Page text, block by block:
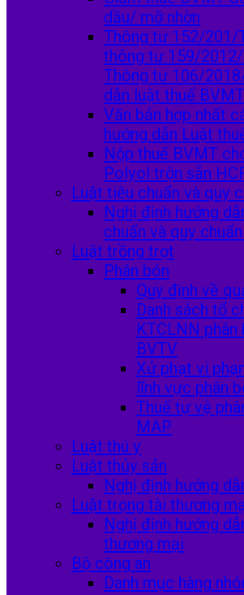
dầu/ mỡ nhờn
Thông tư 152/201/
thông tư 159/2012/
Thông tư 106/
dẫn luật thuế BVMT
Văn bản hợp nhất
hướng dẫn Luật
Nộp thuế BVMT
Polyol trộn sẵn
Luật tiêu chuẩn và quy
Nghị định hướng
chuẩn và quy
Luật trồng trọt
Phân bón
Quy định về
Danh sách tổ
KTCLNN
BVTV
Xử phạt vi
lĩnh vực phân
Thuế tự vệ
MAP
Luật thú y
Luật thủy sản
Nghị định hướng
Luật trọng tài thương
Nghị định hướng
thương mại
Bộ công an
Danh mục hàng